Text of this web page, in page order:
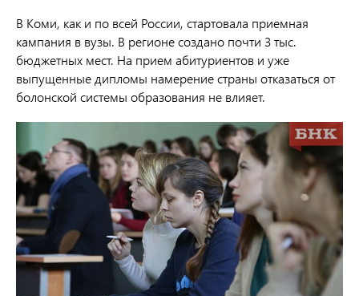
В Коми, как и по всей России, стартовала приемная
кампания в вузы. В регионе создано почти 3 тыс.
бюджетных мест. На прием абитуриентов и уже
выпущенные дипломы намерение страны отказаться от
болонской системы образования не влияет.